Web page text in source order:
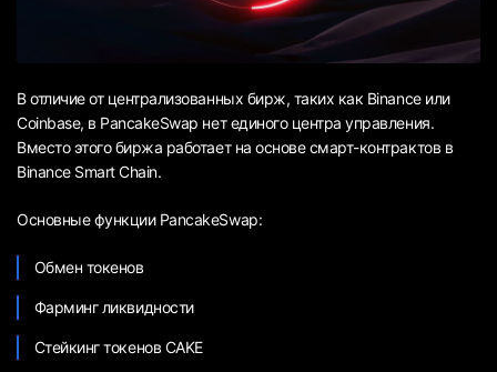
В отличие от централизованных бирж, таких как Binance или
Coinbase, в PancakeSwap нет единого центра управления.
Вместо этого биржа работает на основе смарт-контрактов в
Binance Smart Chain.
Основные функции PancakeSwap:
Обмен токенов
Фарминг ликвидности
Стейкинг токенов CAKE